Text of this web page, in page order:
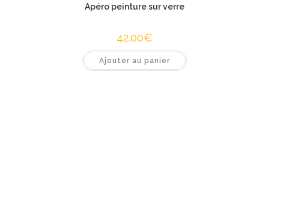
Apéro peinture sur verre
42.00€
Ajouter au panier